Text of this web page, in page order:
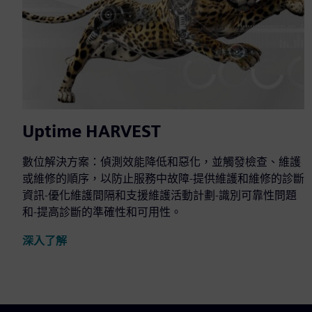
Uptime HARVEST
數位解決方案：偵測效能降低和惡化，並觸發檢查、維護
或維修的順序，以防止服務中故障-提供維護和維修的診斷
資訊-優化維護間隔和支援維護活動計劃-識別可靠性問題
和-提高診斷的準確性和可用性。
深入了解